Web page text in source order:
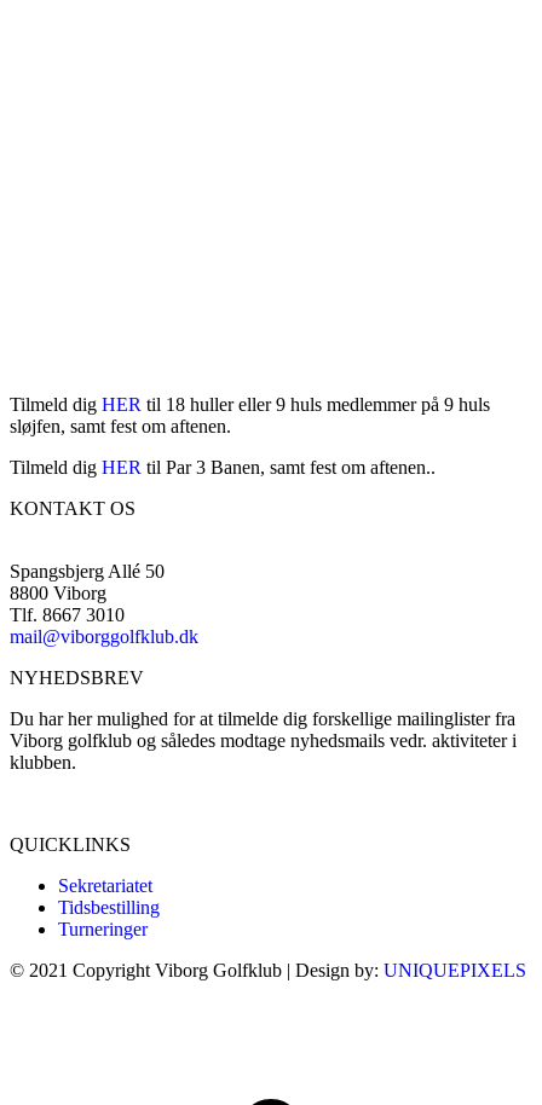
Tilmeld dig HER til 18 huller eller 9 huls medlemmer på 9 huls
sløjfen, samt fest om aftenen.
Tilmeld dig HER til Par 3 Banen, samt fest om aftenen..
KONTAKT OS
Spangsbjerg Allé 50
8800 Viborg
Tlf. 8667 3010
mail@viborggolfklub.dk
NYHEDSBREV
Du har her mulighed for at tilmelde dig forskellige mailinglister fra
Viborg golfklub og således modtage nyhedsmails vedr. aktiviteter i
klubben.
QUICKLINKS
Sekretariatet
Tidsbestilling
Turneringer
© 2021 Copyright Viborg Golfklub | Design by: UNIQUEPIXELS